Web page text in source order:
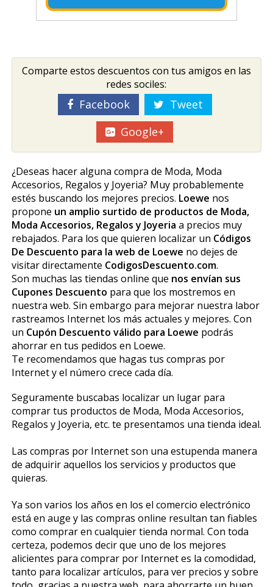
Comparte estos descuentos con tus amigos en las
redes sociles:
Facebook
Tweet
Google+
¿Deseas hacer alguna compra de Moda, Moda
Accesorios, Regalos y Joyeria? Muy probablemente
estés buscando los mejores precios. Loewe nos
propone un amplio surtido de productos de Moda,
Moda Accesorios, Regalos y Joyeria a precios muy
rebajados. Para los que quieren localizar un Códigos
De Descuento para la web de Loewe no dejes de
visitar directamente CodigosDescuento.com.
Son muchas las tiendas online que nos envían sus
Cupones Descuento para que los mostremos en
nuestra web. Sin embargo para mejorar nuestra labor
rastreamos Internet los más actuales y mejores. Con
un Cupón Descuento válido para Loewe podrás
ahorrar en tus pedidos en Loewe.
Te recomendamos que hagas tus compras por
Internet y el número crece cada día.
Seguramente buscabas localizar un lugar para
comprar tus productos de Moda, Moda Accesorios,
Regalos y Joyeria, etc. te presentamos una tienda ideal.
Las compras por Internet son una estupenda manera
de adquirir aquellos los servicios y productos que
quieras.
Ya son varios los años en los el comercio electrónico
está en auge y las compras online resultan tan fiables
como comprar en cualquier tienda normal. Con toda
certeza, podemos decir que uno de los mejores
alicientes para comprar por Internet es la comodidad,
tanto para localizar artículos, para ver precios y sobre